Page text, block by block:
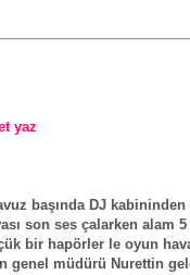
yaz
başında DJ
son ses çalarken alam 5
bir hapörler le oyun
genel müdürü Nurettin